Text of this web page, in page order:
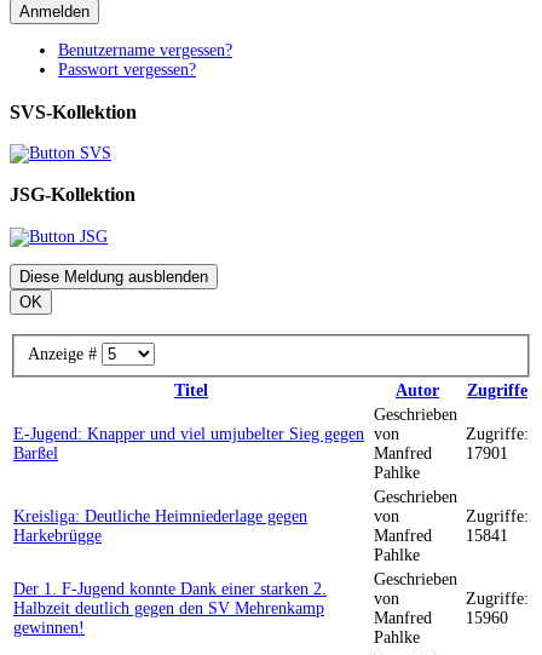
Anmelden
Benutzername vergessen?
Passwort vergessen?
SVS-Kollektion
JSG-Kollektion
Diese Meldung ausblenden
OK
Anzeige #
Titel Autor Zugriffe
E-Jugend: Knapper und viel umjubelter Sieg gegen
Barßel
Geschrieben
von
Manfred
Pahlke
Zugriffe:
17901
Kreisliga: Deutliche Heimniederlage gegen
Harkebrügge
Geschrieben
von
Manfred
Pahlke
Zugriffe:
15841
Der 1. F-Jugend konnte Dank einer starken 2.
Halbzeit deutlich gegen den SV Mehrenkamp
gewinnen!
Geschrieben
von
Manfred
Pahlke
Zugriffe:
15960